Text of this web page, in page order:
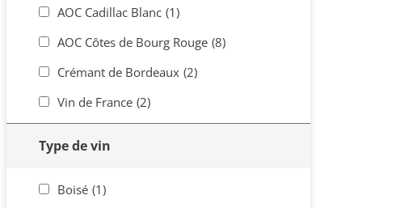
AOC Cadillac Blanc (1)
AOC Côtes de Bourg Rouge (8)
Crémant de Bordeaux (2)
Vin de France (2)
Type de vin
Boisé (1)